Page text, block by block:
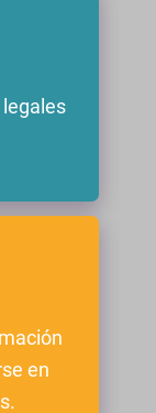
en